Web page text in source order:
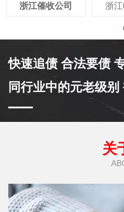
浙江催收公司 浙
快速追债 合法要债
同行业中的元老级
关